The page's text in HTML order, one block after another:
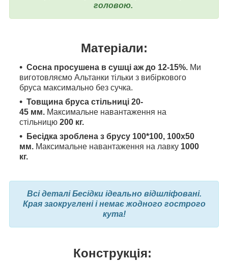
головою.
Матеріали:
Сосна просушена в сушці аж до 12-15%. Ми
виготовляємо Альтанки тільки з вибіркового
бруса максимально без сучка.
Товщина бруса стільниці 20-
45 мм. Максимальне навантаження на
стільницю 200 кг.
Бесідка зроблена з брусу 100*100, 100x50
мм. Максимальне навантаження на лавку 1000
кг.
Всі деталі Бесідки ідеально відшліфовані.
Края заокруглені і немає жодного гострого
кута!
Конструкція: